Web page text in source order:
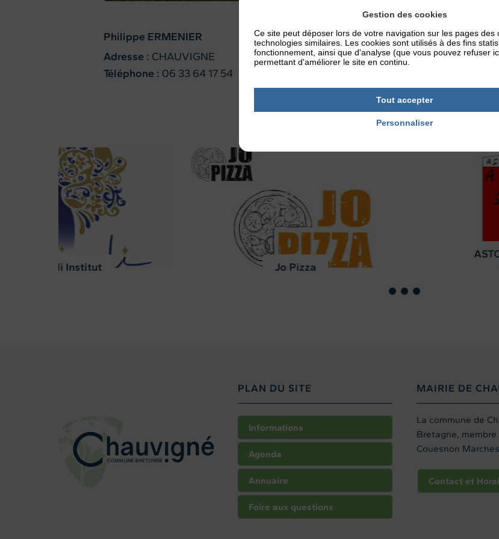
Philippe ERMENIER
Adresse : CHAUVIGNE
Téléphone : 06 33 64 17 54
À DÉCOUVRIR
ASTC – AS Tremblay-
CATM – Citoyens de la Paix
PLAN DU SITE
Informations
Agenda
Annuaire
Foire aux questions
MAIRIE DE
La commune de
Bretagne,
Couesnon
Contact et
Gestion des cookies
Ce site peut déposer lors de votre navigation sur les pages des
technologies similaires. Les cookies sont utilisés à des fins
fonctionnement, ainsi que d'analyse (que vous pouvez refuser
permettant d'améliorer le site en continu.
Tout accepter
Personnaliser